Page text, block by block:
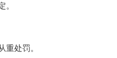
。
重处罚。